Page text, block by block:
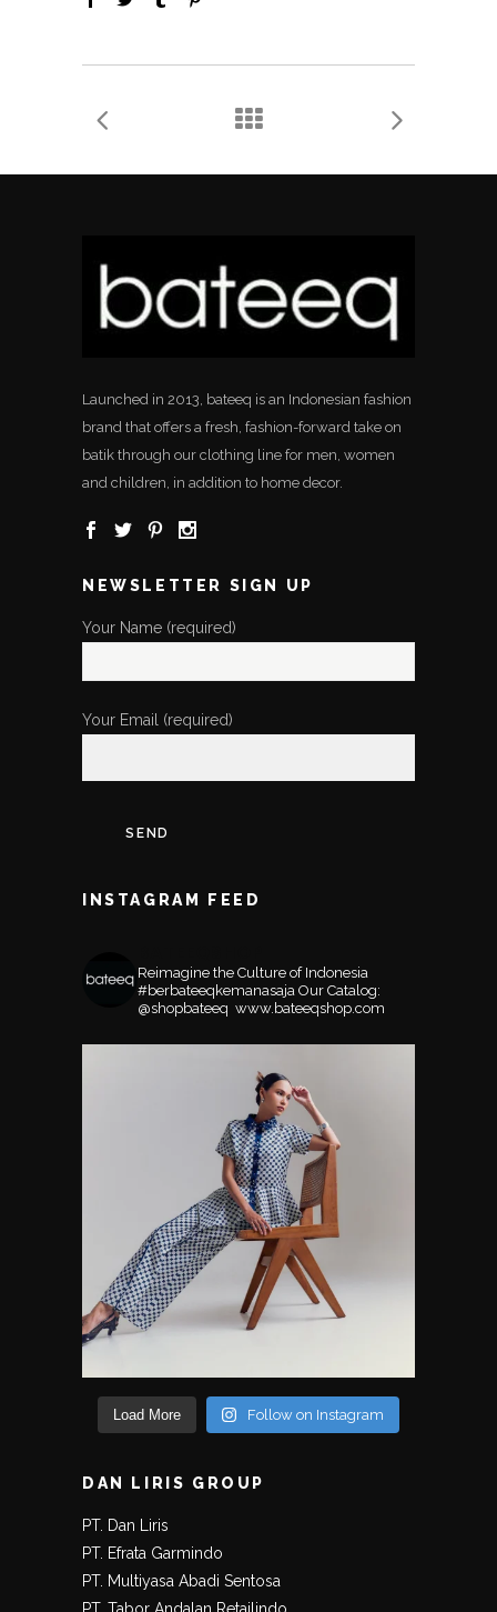
Launched in 2013, bateeq is an Indonesian fashion
brand that offers a fresh, fashion-forward take on
batik through our clothing line for men, women
and children, in addition to home decor.
NEWSLETTER SIGN UP
Your Name (required)
Your Email (required)
INSTAGRAM FEED
Reimagine the Culture of Indonesia
#berbateeqkemanasaja Our Catalog:
@shopbateeq ⁣⁣⁣⁣ www.bateeqshop.com
Load More Follow on Instagram
DAN LIRIS GROUP
PT. Dan Liris
PT. Efrata Garmindo
PT. Multiyasa Abadi Sentosa